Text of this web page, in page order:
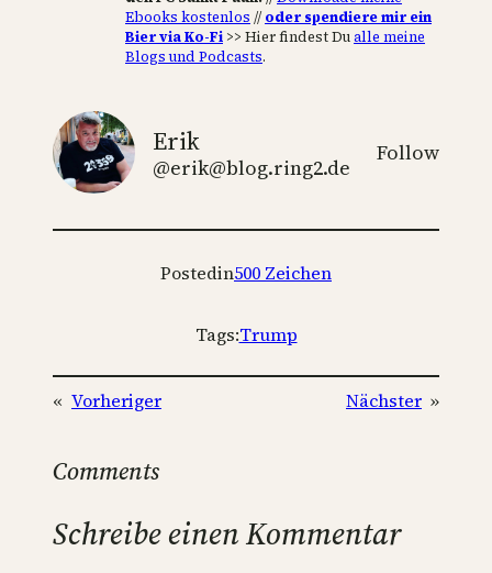
Ebooks kostenlos //oder spendiere mir ein
Bier via Ko-Fi >> Hier findest Dualle meine
Blogs und Podcasts.
Erik
@erik@blog.ring2.de
Follow
Postedin500 Zeichen
Tags:Trump
« Vorheriger Nächster »
Comments
Schreibe einen Kommentar